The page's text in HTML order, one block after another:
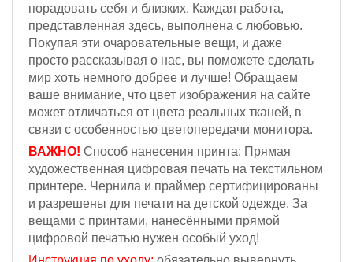
порадовать себя и близких. Каждая работа,
представленная здесь, выполнена с любовью.
Покупая эти очаровательные вещи, и даже
просто рассказывая о нас, вы поможете сделать
мир хоть немного добрее и лучше! Обращаем
ваше внимание, что цвет изображения на сайте
может отличаться от цвета реальных тканей, в
связи с особенностью цветопередачи монитора.
ВАЖНО! Способ нанесения принта: Прямая
художественная цифровая печать на текстильном
принтере. Чернила и праймер сертифицированы
и разрешены для печати на детской одежде. За
вещами с принтами, нанесёнными прямой
цифровой печатью нужен особый уход!